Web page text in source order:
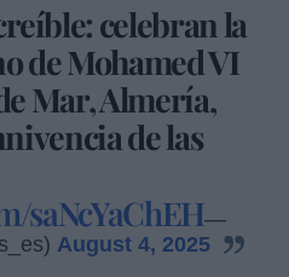
celebran la
de Mohamed VI
Mar, Almería,
de las
saNcYaChEH—
August 4, 2025